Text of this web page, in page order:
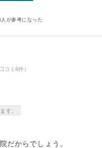
人が参考になった
コミ6件）
す。
だからでしょう。